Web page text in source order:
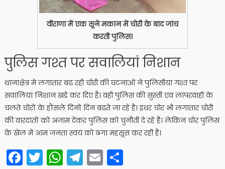
वीराणा में एक सूने मकान में चोरी के बाद जांच
करती पुलिस।
पुलिस गश्त पर सवालियां निशान
थानाक्षेत्र मे लगातार बढ रही चोरी की घटनाओं ने पुलिसीयां गश्त पर
सवालियां निशान खडे कर दिए है। वही पुलिस की सुस्ती एवं लापरवाही के
चलते चोरों के हौंसले दिनों दिन बढते जा रहे है। इधर चोर भी लगातार चोरी
की वारदातों को अंजाम देकर पुलिस को चुनौती दे रहे है। लेकिन चोर पुलिस
के खेल में आम जनता स्वयं को ठगा महसूस कर रही है।
Facebook
Twitter
WhatsApp
Telegram
EmailShare